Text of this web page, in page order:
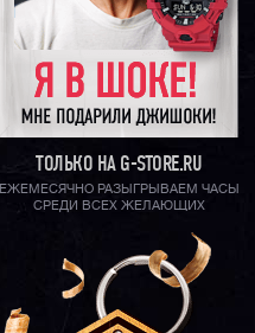
ТОЛЬКО НА G-STORE.RU
ЕЖЕМЕСЯЧНО РАЗЫГРЫВАЕМ ЧАСЫ
СРЕДИ ВСЕХ ЖЕЛАЮЩИХ